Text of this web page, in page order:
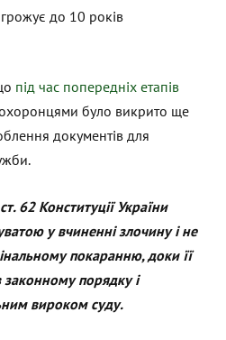
до 10 років
під час попередніх етапів
було викрито ще
документів для
62 Конституції України
у вчиненні злочину і не
покаранню, доки її
порядку і
вироком суду.